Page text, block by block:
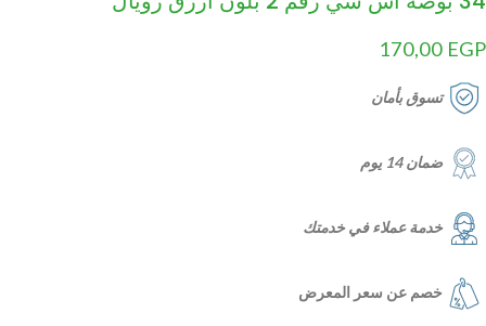
170,00 EGP
تسوق بأمان
ضمان 14 يوم
خدمة عملاء في خدمتك
خصم عن سعر المعرض